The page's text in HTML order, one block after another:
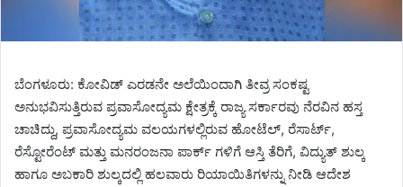
ಬೆಂಗಳೂರು: ಕೋವಿಡ್‌ ಎರಡನೇ ಅಲೆಯಿಂದಾಗಿ ತೀವ್ರ ಸಂಕಷ್ಟ
ಅನುಭವಿಸುತ್ತಿರುವ ಪ್ರವಾಸೋದ್ಯಮ ಕ್ಷೇತ್ರಕ್ಕೆ ರಾಜ್ಯ ಸರ್ಕಾರವು ನೆರವಿನ ಹಸ್ತ
ಚಾಚಿದ್ದು, ಪ್ರವಾಸೋದ್ಯಮ ವಲಯಗಳಲ್ಲಿರುವ ಹೋಟೆಲ್‌, ರೆಸಾರ್ಟ್‌,
ರೆಸ್ಟೋರೆಂಟ್‌ ಮತ್ತು ಮನರಂಜನಾ ಪಾರ್ಕ್ ಗಳಿಗೆ ಆಸ್ತಿ ತೆರಿಗೆ, ವಿದ್ಯುತ್‌ ಶುಲ್ಕ
ಹಾಗೂ ಅಬಕಾರಿ ಶುಲ್ಕದಲ್ಲಿ ಹಲವಾರು ರಿಯಾಯಿತಿಗಳನ್ನು ನೀಡಿ ಆದೇಶ